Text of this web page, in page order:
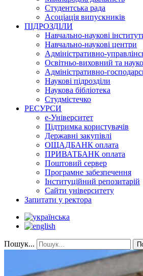
Студентська рада
Асоціація випускників
ПІДРОЗДІЛИ
Навчально-наукові
Навчально-наукові центри
Адміністративно-
Освітньо-виховний та
Адміністративно-
Наукові підрозділи
Наукова бібліотека
Студмістечко
РЕСУРСИ
е-Університет
Підтримка користувачів
Державні закупівлі
ОЩАДБАНК оплата
ПРИВАТБАНК оплата
Поштовий сервер
Програмне забезпечення
Інституційний репозитарій
Сайти університету
Запитати у ректора
Пошук...